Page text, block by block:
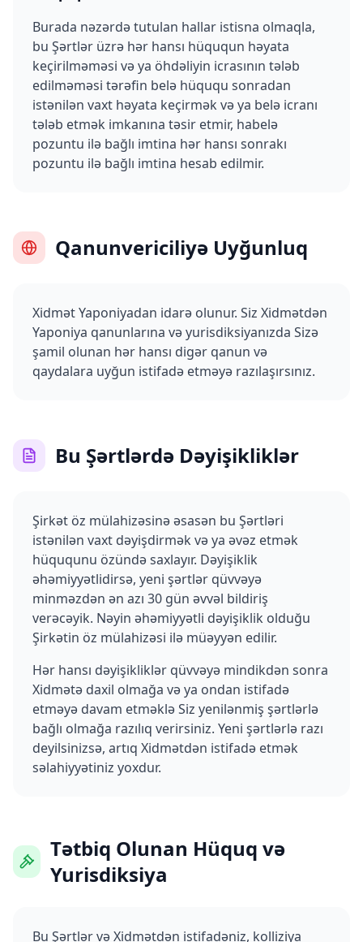
Burada nəzərdə tutulan hallar istisna olmaqla,
bu Şərtlər üzrə hər hansı hüququn həyata
keçirilməməsi və ya öhdəliyin icrasının tələb
edilməməsi tərəfin belə hüququ sonradan
istənilən vaxt həyata keçirmək və ya belə icranı
tələb etmək imkanına təsir etmir, habelə
pozuntu ilə bağlı imtina hər hansı sonrakı
pozuntu ilə bağlı imtina hesab edilmir.
Qanunvericiliyə Uyğunluq
Xidmət Yaponiyadan idarə olunur. Siz Xidmətdən
Yaponiya qanunlarına və yurisdiksiyanızda Sizə
şamil olunan hər hansı digər qanun və
qaydalara uyğun istifadə etməyə razılaşırsınız.
Bu Şərtlərdə Dəyişikliklər
Şirkət öz mülahizəsinə əsasən bu Şərtləri
istənilən vaxt dəyişdirmək və ya əvəz etmək
hüququnu özündə saxlayır. Dəyişiklik
əhəmiyyətlidirsə, yeni şərtlər qüvvəyə
minməzdən ən azı 30 gün əvvəl bildiriş
verəcəyik. Nəyin əhəmiyyətli dəyişiklik olduğu
Şirkətin öz mülahizəsi ilə müəyyən edilir.
Hər hansı dəyişikliklər qüvvəyə mindikdən sonra
Xidmətə daxil olmağa və ya ondan istifadə
etməyə davam etməklə Siz yenilənmiş şərtlərlə
bağlı olmağa razılıq verirsiniz. Yeni şərtlərlə razı
deyilsinizsə, artıq Xidmətdən istifadə etmək
səlahiyyətiniz yoxdur.
Tətbiq Olunan Hüquq və
Yurisdiksiya
Bu Şərtlər və Xidmətdən istifadəniz, kolliziya